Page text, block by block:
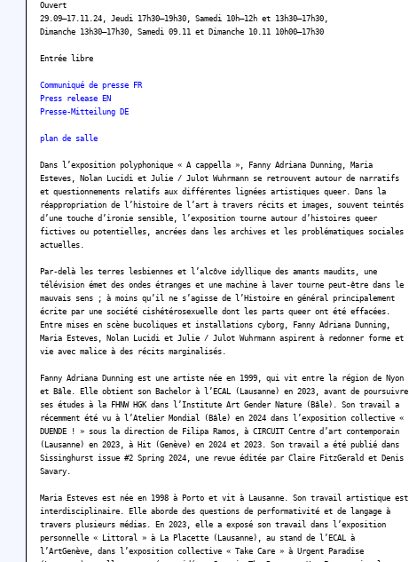
Ouvert
29.09–17.11.24, Jeudi 17h30–19h30, Samedi 10h–12h et 13h30–17h30,
Dimanche 13h30–17h30, Samedi 09.11 et Dimanche 10.11 10h00–17h30
Entrée libre
Communiqué de presse FR
Press release EN
Presse-Mitteilung DE
plan de salle
Dans l’exposition polyphonique « A cappella », Fanny Adriana Dunning, Maria
Esteves, Nolan Lucidi et Julie / Julot Wuhrmann se retrouvent autour de narratifs
et questionnements relatifs aux différentes lignées artistiques queer. Dans la
réappropriation de l’histoire de l’art à travers récits et images, souvent teintés
d’une touche d’ironie sensible, l’exposition tourne autour d’histoires queer
fictives ou potentielles, ancrées dans les archives et les problématiques sociales
actuelles.
Par-delà les terres lesbiennes et l’alcôve idyllique des amants maudits, une
télévision émet des ondes étranges et une machine à laver tourne peut-être dans le
mauvais sens ; à moins qu’il ne s’agisse de l’Histoire en général principalement
écrite par une société cishétérosexuelle dont les parts queer ont été effacées.
Entre mises en scène bucoliques et installations cyborg, Fanny Adriana Dunning,
Maria Esteves, Nolan Lucidi et Julie / Julot Wuhrmann aspirent à redonner forme et
vie avec malice à des récits marginalisés.
Fanny Adriana Dunning est une artiste née en 1999, qui vit entre la région de Nyon
et Bâle. Elle obtient son Bachelor à l’ECAL (Lausanne) en 2023, avant de poursuivre
ses études à la FHNW HGK dans l’Institute Art Gender Nature (Bâle). Son travail a
récemment été vu à l’Atelier Mondial (Bâle) en 2024 dans l’exposition collective «
DUENDE ! » sous la direction de Filipa Ramos, à CIRCUIT Centre d’art contemporain
(Lausanne) en 2023, à Hit (Genève) en 2024 et 2023. Son travail a été publié dans
Sissinghurst issue #2 Spring 2024, une revue éditée par Claire FitzGerald et Denis
Savary.
Maria Esteves est née en 1998 à Porto et vit à Lausanne. Son travail artistique est
interdisciplinaire. Elle aborde des questions de performativité et de langage à
travers plusieurs médias. En 2023, elle a exposé son travail dans l’exposition
personnelle « Littoral » à La Placette (Lausanne), au stand de l’ECAL à
l’ArtGenève, dans l’exposition collective « Take Care » à Urgent Paradise